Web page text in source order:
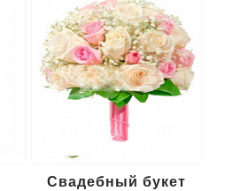
Свадебный букет